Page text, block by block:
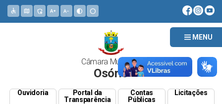
MENU
accessible map admin_panel_settings text_increase text_decrease contrast circle
Câmara Municipal
Osório
Ouvidoria
Portal da
Transparência
Contas
Públicas
Licitações